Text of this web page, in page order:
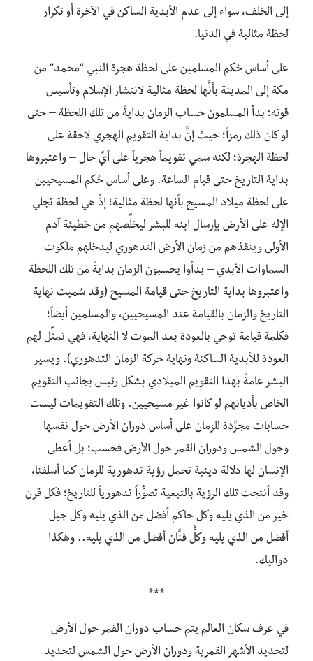
إلى الخلف، سواء إلى عدم الأبدية الساكن في الآخرة أو تكرار
لحظة مثالية في الدنيا.
على أساس حُكم المسلمين على لحظة هجرة النبي “محمد” من
مكة إلى المدينة بأنَّها لحظة مثالية لانتشار الإسلام وتأسيس
قوته؛ بدأ المسلمون حساب الزمان بدايةً من تلك اللحظة – حتى
لو كان ذلك رمزاً؛ حيث إنَّ بداية التقويم الهجري لاحقة على
لحظة الهجرة؛ لكنه سمي تقويماً هجرياً على أيِّ حال – واعتبروها
بداية التاريخ حتى قيام الساعة. وعلى أساس حُكم المسيحيين
على لحظة ميلاد المسيح بأنها لحظة مثالية؛ إذْ هي لحظة تجلي
الإله على الأرض بإرسال ابنه للبشر ليخلِّصهم من خطيئة آدم
الأولى وينقذهم من زمان الأرض التدهوري ليدخلهم ملكوت
السماوات الأبدي – بدأوا يحسبون الزمان بدايةً من تلك اللحظة
واعتبروها بداية التاريخ حتى قيامة المسيح (وقد سُميت نهاية
التاريخ والزمان بالقيامة عند المسيحيين، والمسلمين أيضاً؛
فكلمة قيامة توحي بالعودة بعد الموت لا النهاية، فهي تمثِّل لهم
العودة للأبدية الساكنة ونهاية حركة الزمان التدهوري). ويسير
البشر عامةً بهذا التقويم الميلادي بشكل رئيس بجانب التقويم
الخاص بأديانهم لو كانوا غير مسيحيين. وتلك التقويمات ليست
حسابات مجرَّدة للزمان على أساس دوران الأرض حول نفسها
وحول الشمس ودوران القمر حول الأرض فحسب؛ بل أعطى
الإنسان لها دلالة دينية تحمل رؤية تدهورية للزمان كما أسلفنا،
وقد أنتجت تلك الرؤية بالتبعية تصوُّراً تدهورياً للتاريخ؛ فكل قرن
خير من الذي يليه وكل حاكم أفضل من الذي يليه وكل جيل
أفضل من الذي يليه وكلُّ فنَّان أفضل من الذي يليه.. وهكذا
دواليك.
***
في عرف سكان العالم يتم حساب دوران القمر حول الأرض
لتحديد الأشهر القمرية ودوران الأرض حول الشمس لتحديد